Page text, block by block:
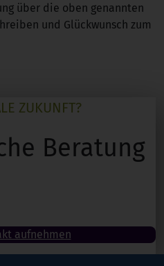
über die oben genannten
und Glückwunsch zum
ZUKUNFT?
Beratung
aufnehmen